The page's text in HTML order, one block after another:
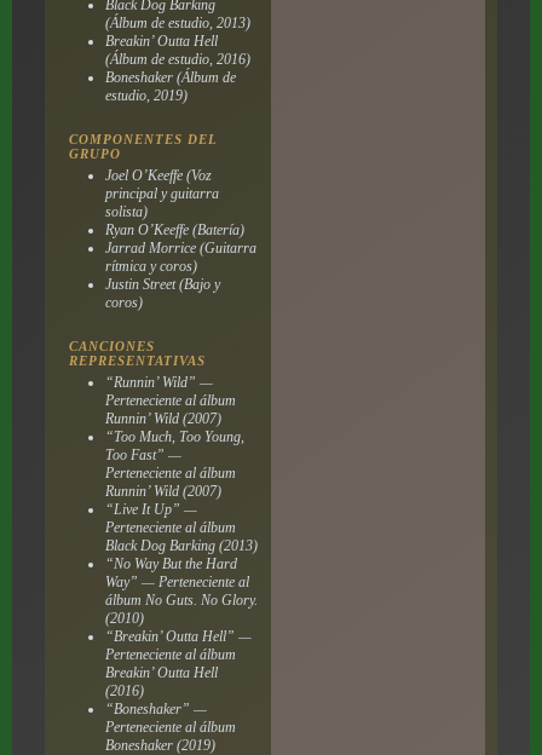
Black Dog Barking
(Álbum de estudio, 2013)
Breakin’ Outta Hell
(Álbum de estudio, 2016)
Boneshaker(Álbum de
estudio, 2019)
COMPONENTES DEL
GRUPO
Joel O’Keeffe (Voz
principal y guitarra
solista)
Ryan O’Keeffe (Batería)
Jarrad Morrice (Guitarra
rítmica y coros)
Justin Street (Bajo y
coros)
CANCIONES
REPRESENTATIVAS
“Runnin’ Wild” —
Perteneciente al álbum
Runnin’ Wild(2007)
“Too Much, Too Young,
Too Fast” —
Perteneciente al álbum
Runnin’ Wild(2007)
“Live It Up” —
Perteneciente al álbum
Black Dog Barking(2013)
“No Way But the Hard
Way” — Perteneciente al
álbum No Guts. No Glory.
(2010)
“Breakin’ Outta Hell” —
Perteneciente al álbum
Breakin’ Outta Hell
(2016)
“Boneshaker” —
Perteneciente al álbum
Boneshaker(2019)